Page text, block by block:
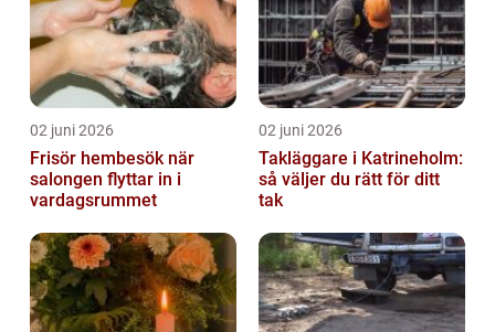
02 juni 2026
Frisör hembesök när
salongen flyttar in i
vardagsrummet
02 juni 2026
Takläggare i Katrineholm:
så väljer du rätt för ditt
tak